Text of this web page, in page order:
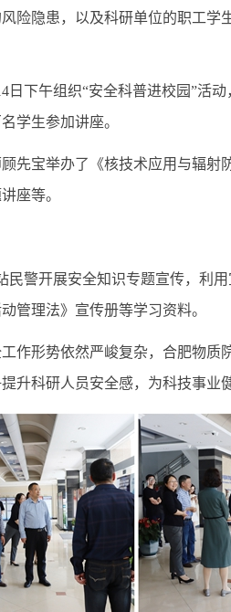
险隐患，以及科研单位的职工
日下午组织“安全科普进校园”活
学生参加讲座。
先宝举办了《核技术应用与辐
座等。
民警开展安全知识专题宣传，利
管理法》宣传册等学习资料。
作形势依然严峻复杂，合肥物质
升科研人员安全感，为科技事业